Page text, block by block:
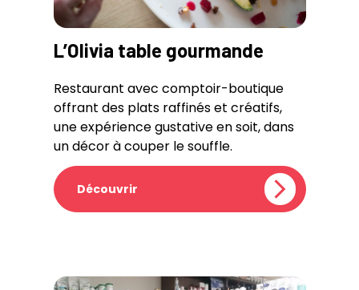
L’Olivia table gourmande
Restaurant avec comptoir-boutique
offrant des plats raffinés et créatifs,
une expérience gustative en soit, dans
un décor à couper le souffle.
Découvrir